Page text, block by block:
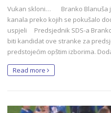
Vukan skloni… Branko Blanuša
kanala preko kojih se pokušalo
uspjeli Predsjednik SDS-a
biti kandidat ove stranke za
predstojećim opštim izborima.
Read more